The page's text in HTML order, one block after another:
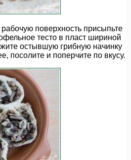
поверхность присыпьте
тесто в пласт шириной
остывшую грибную начинку
посолите и поперчите по вкусу.